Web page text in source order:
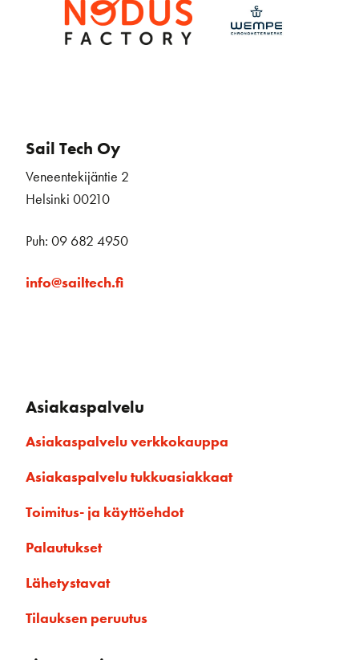
Sail Tech Oy
Veneentekijäntie 2
Helsinki 00210
Puh: 09 682 4950
info@sailtech.fi
Asiakaspalvelu
Asiakaspalvelu verkkokauppa
Asiakaspalvelu tukkuasiakkaat
Toimitus- ja käyttöehdot
Palautukset
Lähetystavat
Tilauksen peruutus